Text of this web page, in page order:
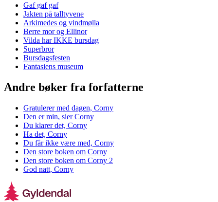
Gaf gaf gaf
Jakten på talltyvene
Arkimedes og vindmølla
Berre mor og Ellinor
Vilda har IKKE bursdag
Superbror
Bursdagsfesten
Fantasiens museum
Andre bøker fra forfatterne
Gratulerer med dagen, Corny
Den er min, sier Corny
Du klarer det, Corny
Ha det, Corny
Du får ikke være med, Corny
Den store boken om Corny
Den store boken om Corny 2
God natt, Corny